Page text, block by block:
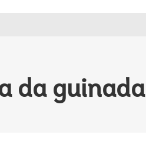
da guinada